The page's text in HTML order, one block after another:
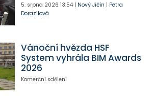
5. srpna 2026 13:54| Nový Jičín | Petra
Dorazilová
Vánoční hvězda HSF
System vyhrála BIM Awards
2026
Komerční sdělení